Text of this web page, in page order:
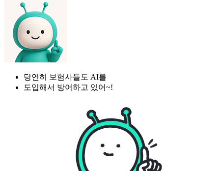
당연히 보험사들도 AI를
도입해서 방어하고 있어~!